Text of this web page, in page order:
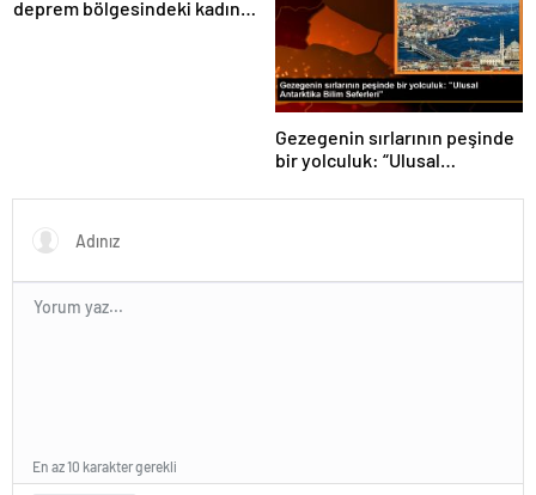
deprem bölgesindeki kadın
Gezegenin sırlarının peşinde
bir yolculuk: “Ulusal
En az 10 karakter gerekli